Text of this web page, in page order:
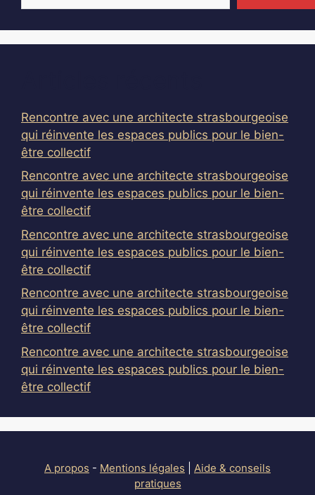
Rencontre avec une architecte strasbourgeoise
qui réinvente les espaces publics pour le bien-
être collectif
Rencontre avec une architecte strasbourgeoise
qui réinvente les espaces publics pour le bien-
être collectif
Rencontre avec une architecte strasbourgeoise
qui réinvente les espaces publics pour le bien-
être collectif
Rencontre avec une architecte strasbourgeoise
qui réinvente les espaces publics pour le bien-
être collectif
Rencontre avec une architecte strasbourgeoise
qui réinvente les espaces publics pour le bien-
être collectif
A propos - Mentions légales
Aide & conseils
pratiques